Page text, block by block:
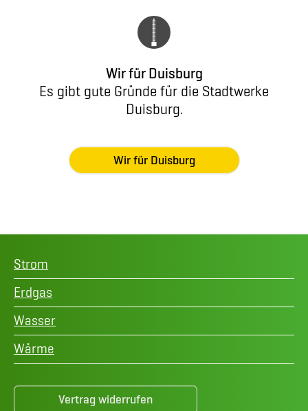
Wir für Duisburg
Es gibt gute Gründe für die Stadtwerke
Duisburg.
Wir für Duisburg
Strom
Erdgas
Wasser
Wärme
Vertrag widerrufen